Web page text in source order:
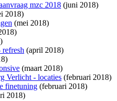
mzc 2018 (juni 2018)
2018)
(mei 2018)
(april 2018)
(maart 2018)
Verlicht - locaties (februari 2018)
finetuning (februari 2018)
2018)